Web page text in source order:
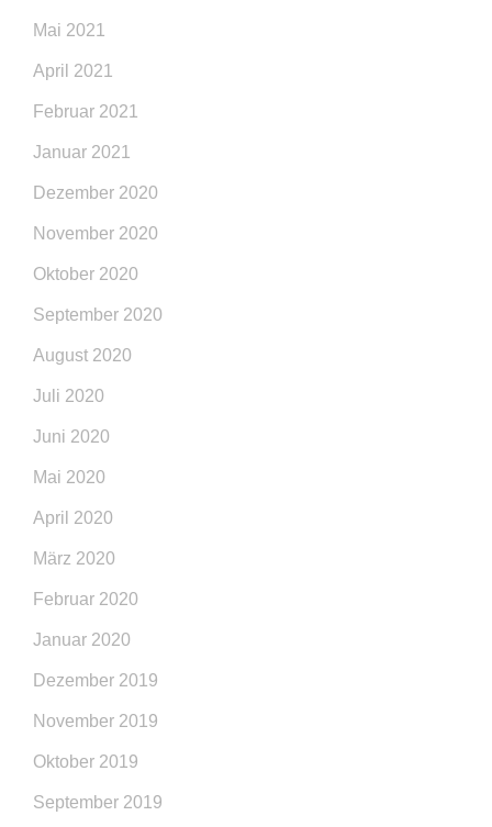
Mai 2021
April 2021
Februar 2021
Januar 2021
Dezember 2020
November 2020
Oktober 2020
September 2020
August 2020
Juli 2020
Juni 2020
Mai 2020
April 2020
März 2020
Februar 2020
Januar 2020
Dezember 2019
November 2019
Oktober 2019
September 2019